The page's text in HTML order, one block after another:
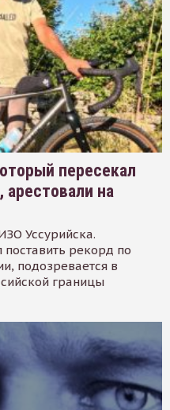
пересекал
арестовали на
Уссурийска.
рекорд по
подозревается в
границы